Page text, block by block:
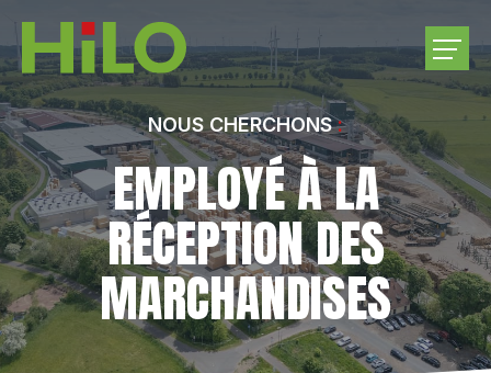
ENTREPRISE
PRODUITS
ACHATS DE BOIS RONDS
CARRIÈRE
NOUS CHERCHONS
EMPLOYÉ À LA
RÉCEPTION DES
MARCHANDISES